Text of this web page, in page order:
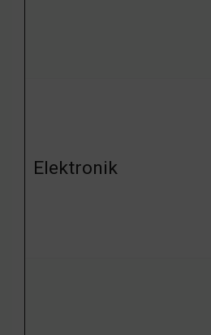
Elektronik